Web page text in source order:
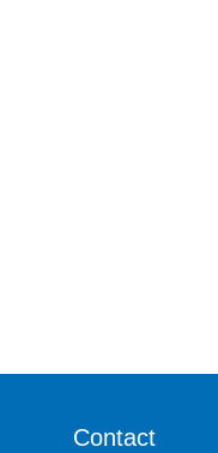
Contact